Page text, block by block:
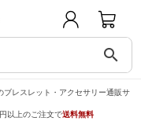
search
レスレット・アクセサリー通販サ
以上のご注文で送料無料